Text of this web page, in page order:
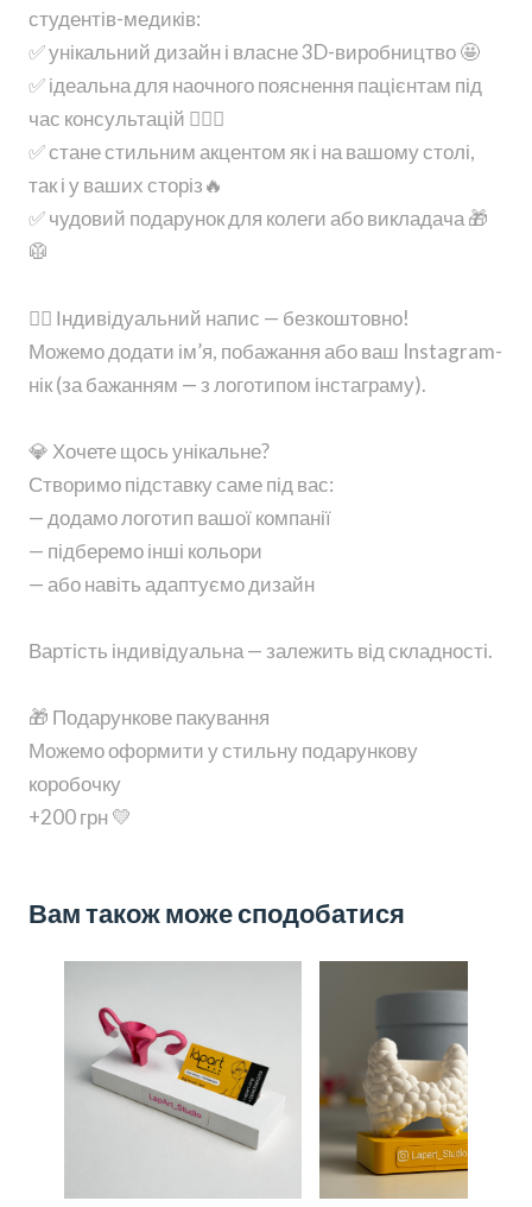
студентів-медиків:
✅ унікальний дизайн і власне 3D-виробництво 🤩
✅ ідеальна для наочного пояснення пацієнтам під
час консультацій 👩🏻‍⚕️
✅ стане стильним акцентом як і на вашому столі,
так і у ваших сторіз🔥
✅ чудовий подарунок для колеги або викладача 🎁
🥼
👩‍⚕️ Індивідуальний напис — безкоштовно!
Можемо додати ім’я, побажання або ваш Instagram-
нік (за бажанням — з логотипом інстаграму).
💎 Хочете щось унікальне?
Створимо підставку саме під вас:
— додамо логотип вашої компанії
— підберемо інші кольори
— або навіть адаптуємо дизайн
Вартість індивідуальна — залежить від складності.
🎁 Подарункове пакування
Можемо оформити у стильну подарункову
коробочку
+200 грн 💛
Вам також може сподобатися